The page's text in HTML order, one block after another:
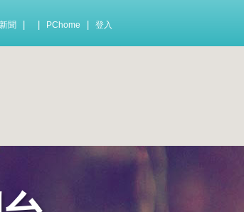
新聞 PChome 登入